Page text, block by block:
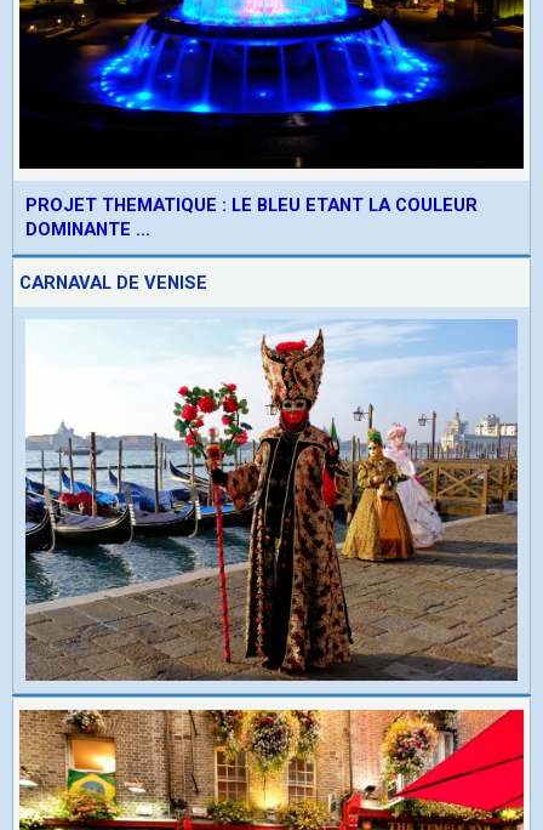
PROJET THEMATIQUE : LE BLEU ETANT LA COULEUR
DOMINANTE ...
CARNAVAL DE VENISE